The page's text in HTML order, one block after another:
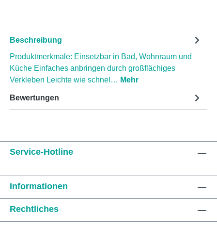
Beschreibung
Produktmerkmale: Einsetzbar in Bad, Wohnraum und
Küche Einfaches anbringen durch großflächiges
Verkleben Leichte wie schnel… Mehr
Bewertungen
Service-Hotline
Informationen
Rechtliches